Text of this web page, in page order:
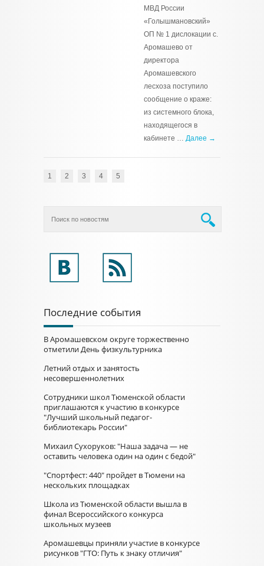
МВД России
«Голышмановский»
ОП № 1 дислокации с.
Аромашево от
директора
Аромашевского
лесхоза поступило
сообщение о краже:
из системного блока,
находящегося в
кабинете … Далее →
1 2 3 4 5
Последние события
В Аромашевском округе торжественно
отметили День физкультурника
Летний отдых и занятость
несовершеннолетних
Сотрудники школ Тюменской области
приглашаются к участию в конкурсе
"Лучший школьный педагог-
библиотекарь России"
Михаил Сухоруков: "Наша задача — не
оставить человека один на один с бедой"
"Спортфест: 440" пройдет в Тюмени на
нескольких площадках
Школа из Тюменской области вышла в
финал Всероссийского конкурса
школьных музеев
Аромашевцы приняли участие в конкурсе
рисунков "ГТО: Путь к знаку отличия"